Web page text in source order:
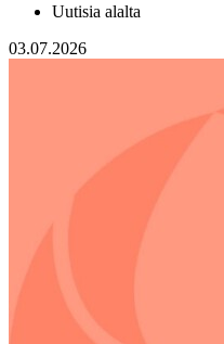
Uutisia alalta
03.07.2026